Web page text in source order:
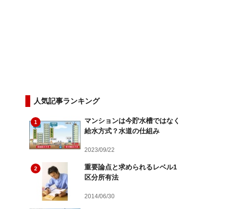
人気記事ランキング
1
マンションは今貯水槽ではなく
給水方式？水道の仕組み
2023/09/22
2
重要論点と求められるレベル1
区分所有法
2014/06/30